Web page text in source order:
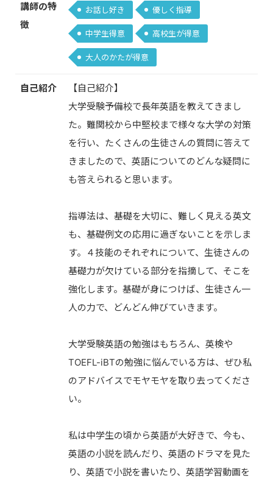
講師の特
徴
お話し好き 優しく指導
中学生得意 高校生が得意
大人のかたが得意
自己紹介
【自己紹介】
大学受験予備校で長年英語を教えてきまし
た。難関校から中堅校まで様々な大学の対策
を行い、たくさんの生徒さんの質問に答えて
きましたので、英語についてのどんな疑問に
も答えられると思います。
指導法は、基礎を大切に、難しく見える英文
も、基礎例文の応用に過ぎないことを示しま
す。４技能のそれぞれについて、生徒さんの
基礎力が欠けている部分を指摘して、そこを
強化します。基礎が身につけば、生徒さん一
人の力で、どんどん伸びていきます。
大学受験英語の勉強はもちろん、英検や
TOEFL-iBTの勉強に悩んでいる方は、ぜひ私
のアドバイスでモヤモヤを取り去ってくださ
い。
私は中学生の頃から英語が大好きで、今も、
英語の小説を読んだり、英語のドラマを見た
り、英語で小説を書いたり、英語学習動画を